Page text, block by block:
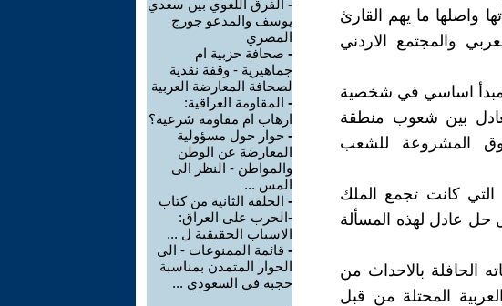
واصلها ما يهم القارئ
والمجتمع الاردني
مبدأ اساسي في شخصية
بين شعوب منطقة
المشروعة للشعب
التي كانت تجمع الملك
حل عادل لهذه المسألة
الحافلة بالاحداث من
المحتلة من قبل
- الفرق اللغوي بين سعدي
يوسف والمدعو جورج
المصري
- صحافة حزبية ام
جماهيرية - وقفة نقدية
لصحافة المعارضة العربية
- المقاومة العراقية:
ارهاب ام مقاومة شرعية؟
- حوار حول مسؤولية
المعارضة عن الوطن
والمواطن - النظر الى
المس ...
- الحلقة الثانية من كتاب
-الحرب على العراق:
الاسباب الحقيقية ل ...
- قائمة الممنوعات - الى
الحوار المتمدن بمناسبة
حجبه في السعودي ...